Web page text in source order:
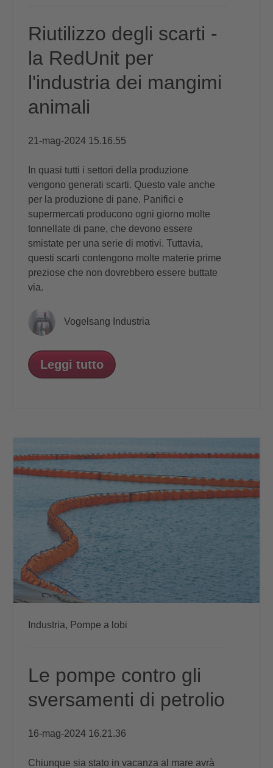
Riutilizzo degli scarti -
la RedUnit per
l'industria dei mangimi
animali
21-mag-2024 15.16.55
In quasi tutti i settori della produzione
vengono generati scarti. Questo vale anche
per la produzione di pane. Panifici e
supermercati producono ogni giorno molte
tonnellate di pane, che devono essere
smistate per una serie di motivi. Tuttavia,
questi scarti contengono molte materie prime
preziose che non dovrebbero essere buttate
via.
Vogelsang Industria
Leggi tutto
Industria, Pompe a lobi
Le pompe contro gli
sversamenti di petrolio
16-mag-2024 16.21.36
Chiunque sia stato in vacanza al mare avrà